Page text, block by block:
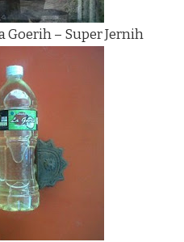
Goerih – Super Jernih